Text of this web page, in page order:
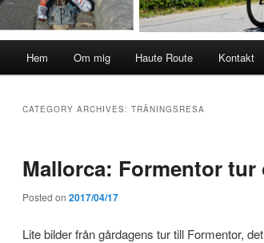
Hem Om mig Haute Route Kontakt
CATEGORY ARCHIVES: TRÄNINGSRESA
Mallorca: Formentor tur
Posted on 2017/04/17
Lite bilder från gårdagens tur till Formentor,